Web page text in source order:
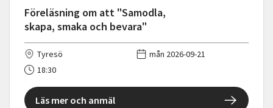
Föreläsning om att "Samodla,
skapa, smaka och bevara"
Tyresö
mån 2026-09-21
18:30
Läs mer och anmäl